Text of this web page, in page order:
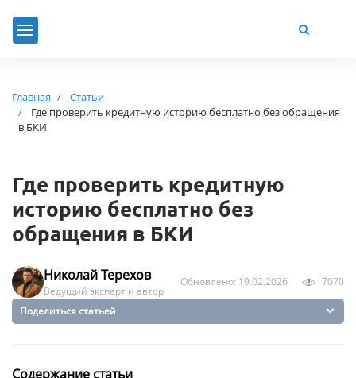
Главная
Статьи
Где проверить кредитную историю бесплатно без обращения
в БКИ
Где проверить кредитную
историю бесплатно без
обращения в БКИ
Николай Терехов
Ведущий эксперт и автор
Обновлено: 19.02.2026 7070
Поделиться статьей
Содержание статьи